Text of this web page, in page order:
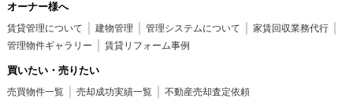
オーナー様へ
賃貸管理について 建物管理 管理システムについて
家賃回収業務代行
管理物件ギャラリー
賃貸リフォーム事例
買いたい・売りたい
売買物件一覧 売却成功実績一覧 不動産売却査定依頼